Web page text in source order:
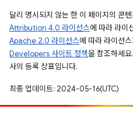
달리 명시되지 않는 한 이 페이지의 콘
Attribution 4.0 라이선스에 따라 라이
Apache 2.0 라이선스에 따라 라이선
Developers 사이트 정책을 참조하세
사의 등록 상표입니다.
최종 업데이트: 2024-05-16(UTC)